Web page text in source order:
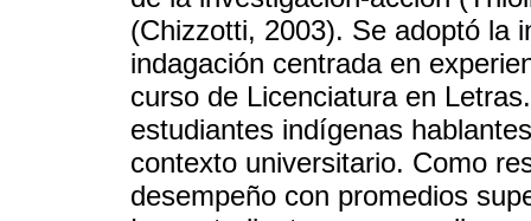
(Chizzotti, 2003). Se adoptó la
indagación centrada en
curso de Licenciatura en
estudiantes indígenas
contexto universitario. Como
desempeño con promedios